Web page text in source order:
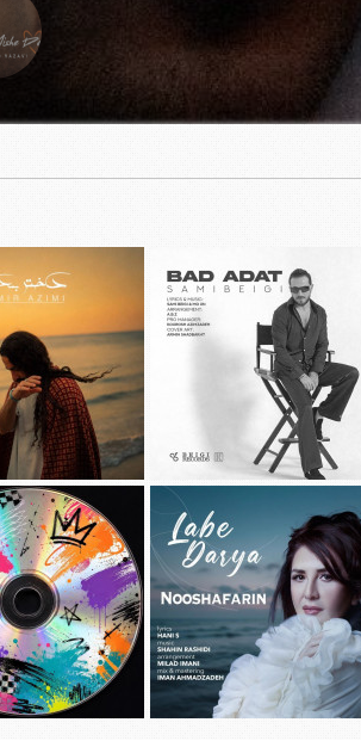
دانلود آهنگ جديد
دختر بندر
دانلود آهنگ جديد سامی بیگی به نام بد
عادت